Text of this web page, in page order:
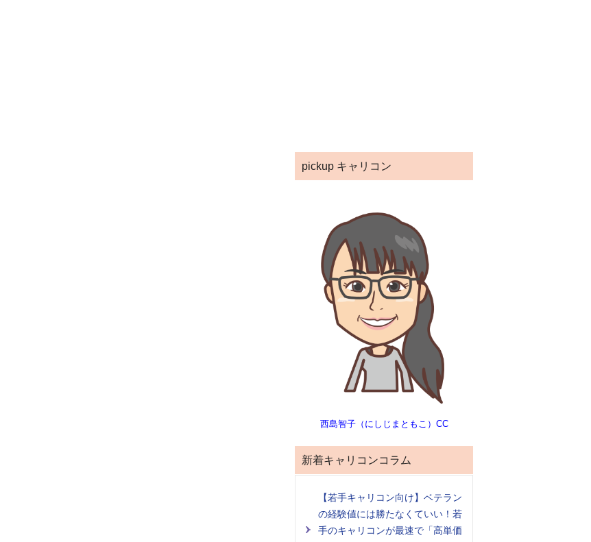
pickup キャリコン
西島智子（にしじまともこ）CC
新着キャリコンコラム
【若手キャリコン向け】ベテラン
の経験値には勝たなくていい！若
手のキャリコンが最速で「高単価